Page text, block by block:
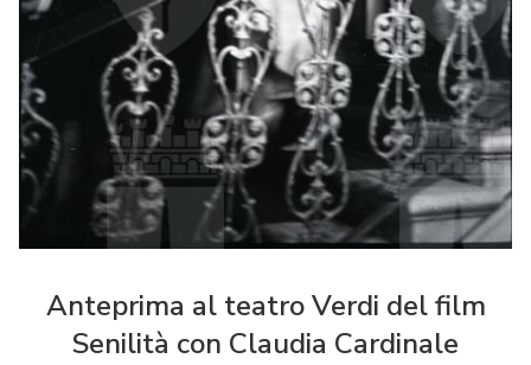
Anteprima al teatro Verdi del film
Senilità con Claudia Cardinale